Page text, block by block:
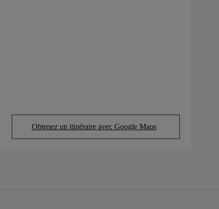
Obtenez un itinéraire avec Google Maps
(Opens in new tab)